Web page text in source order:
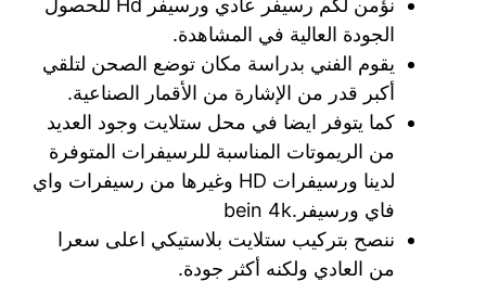
الجودة العالية في المشاهدة.
يقوم الفني بدراسة مكان توضع الصحن لتلقي
أكبر قدر من الإشارة من الأقمار الصناعية.
كما يتوفر ايضا في محل ستلايت وجود العديد
من الريموتات المناسبة للرسيفرات المتوفرة
لدينا ورسيفرات HD وغيرها من رسيفرات واي
فاي ورسيفر.bein 4k
ننصح بتركيب ستلايت بلاستيكي اعلى سعرا
من العادي ولكنه أكثر جودة.